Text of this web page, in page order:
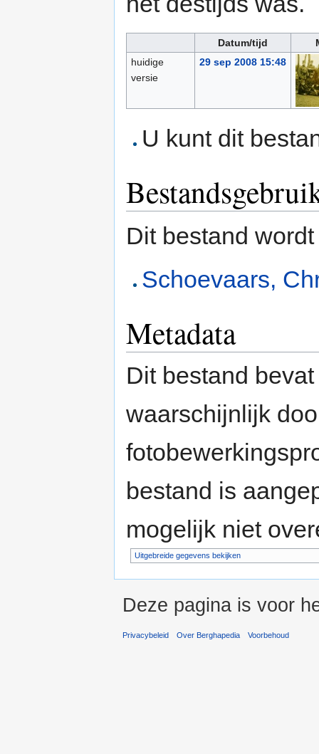
Datum/tijd
huidige
versie
29 sep 2008 15:48
U kunt dit
Dit bestand
Schoevaars,
Metadata
Dit bestand
waarschijnlijk
bestand is
mogelijk niet
Uitgebreide gegevens bekijken
Deze pagina is voor
Privacybeleid Over Berghapedia Voorbehoud